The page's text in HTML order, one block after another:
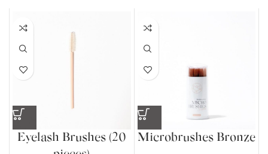
Eyelash Brushes (20
Microbrushes Bronze